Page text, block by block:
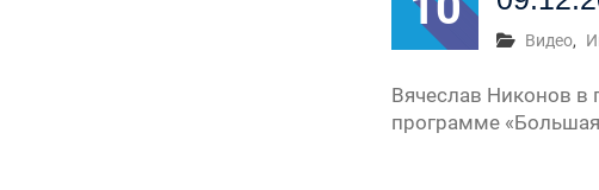
Видео,
Вячеслав Никонов в
программе